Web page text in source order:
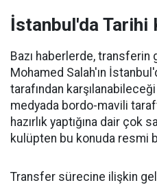
İstanbul'da Tarihi
Bazı haberlerde,
Mohamed Salah'ın
tarafından
medyada bordo-mavili
hazırlık yaptığına dair çok
kulüpten bu konuda resmi
Transfer sürecine ilişkin